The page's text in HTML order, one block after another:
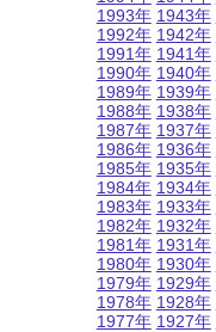
1993年
1992年
1991年
1990年
1989年
1988年
1987年
1986年
1985年
1984年
1983年
1982年
1981年
1980年
1979年
1978年
1977年
1943年
1942年
1941年
1940年
1939年
1938年
1937年
1936年
1935年
1934年
1933年
1932年
1931年
1930年
1929年
1928年
1927年